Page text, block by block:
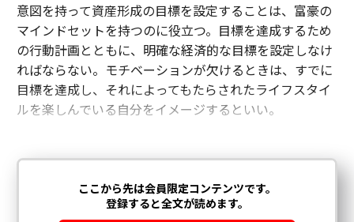
意図を持って資産形成の目標を設定することは、富豪の
マインドセットを持つのに役立つ。目標を達成するため
の行動計画とともに、明確な経済的な目標を設定しなけ
ればならない。モチベーションが欠けるときは、すでに
目標を達成し、それによってもたらされたライフスタイ
ルを楽しんでいる自分をイメージするといい。